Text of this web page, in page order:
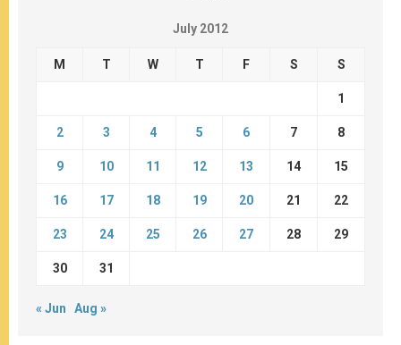
July 2012
M T W T F S S
1
2 3 4 5 6 7 8
9 10 11 12 13 14 15
16 17 18 19 20 21 22
23 24 25 26 27 28 29
30 31
« Jun Aug »